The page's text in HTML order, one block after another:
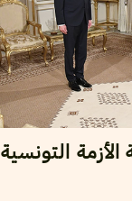
التونسية